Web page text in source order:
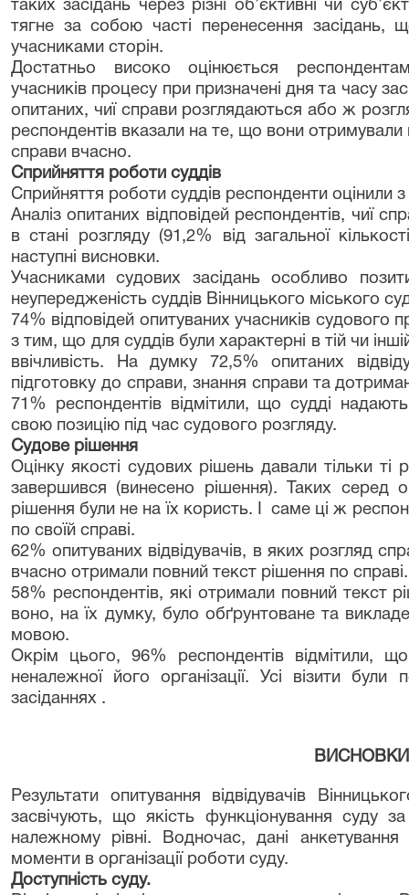
таких засідань через різні об’єктивні чи
тягне за собою часті перенесення засідань,
учасниками сторін.
Достатньо високо оцінюється
учасників процесу при призначені дня та часу
опитаних, чиї справи розглядаються або ж
респондентів вказали на те, що вони отримували
справи вчасно.
Сприйняття роботи суддів
Сприйняття роботи суддів респонденти оцінили
Аналіз опитаних відповідей респондентів, чиї
в стані розгляду (91,2% від загальної
наступні висновки.
Учасниками судових засідань особливо
неупередженість суддів Вінницького міського
74% відповідей опитуваних учасників судового
з тим, що для суддів були характерні в тій чи
ввічливість. На думку 72,5% опитаних
підготовку до справи, знання справи та
71% респондентів відмітили, що судді
свою позицію під час судового розгляду.
Судове рішення
Оцінку якості судових рішень давали тільки
завершився (винесено рішення). Таких
рішення були не на їх користь. І саме ці ж
по своїй справі.
62% опитуваних відвідувачів, в яких розгляд
вчасно отримали повний текст рішення по справі.
58% респондентів, які отримали повний текст
воно, на їх думку, було обґрунтоване та
мовою.
Окрім цього, 96% респондентів відмітили,
неналежної його організації. Усі візити були
засіданнях .
ВИСНОВКИ
Результати опитування відвідувачів
засвічують, що якість функціонування суду
належному рівні. Водночас, дані
моменти в організації роботи суду.
Доступність суду.